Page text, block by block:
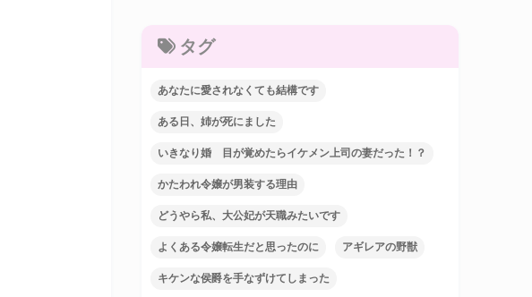
タグ
あなたに愛されなくても結構です
ある日、姉が死にました
いきなり婚 目が覚めたらイケメン上司の妻だった！？
かたわれ令嬢が男装する理由
どうやら私、大公妃が天職みたいです
よくある令嬢転生だと思ったのに アギレアの野獣
キケンな侯爵を手なずけてしまった